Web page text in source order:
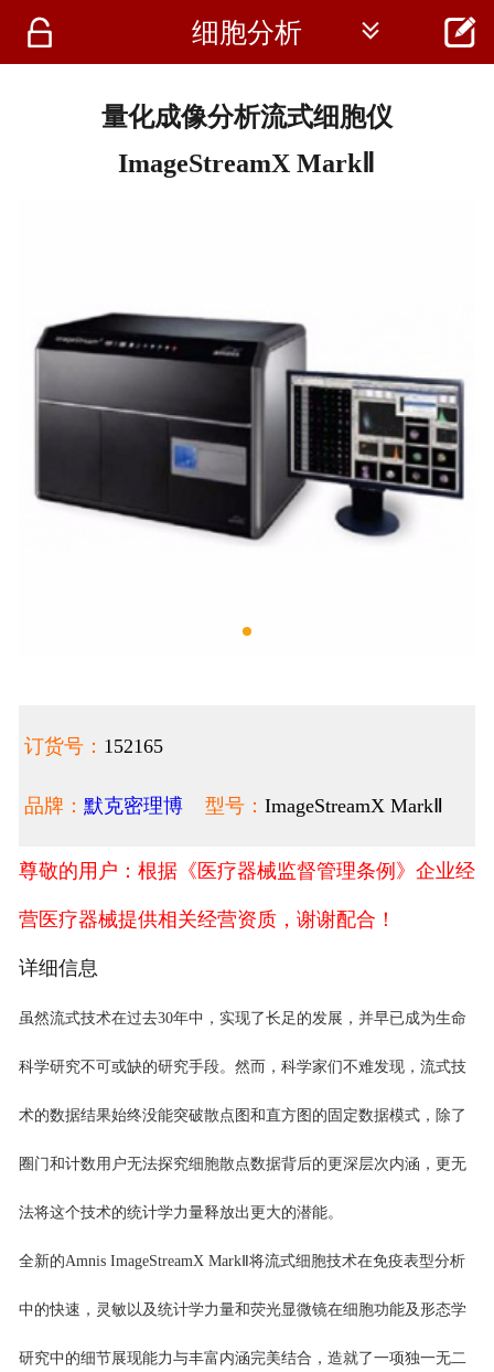
 首页
 细胞分析  
量化成像分析流式细胞仪
ImageStreamX MarkⅡ
订货号： 152165
品牌： 默克密理博 型号： ImageStreamX MarkⅡ
尊敬的用户：根据《医疗器械监督管理条例》企业经
营医疗器械提供相关经营资质，谢谢配合！
详细信息
虽然流式技术在过去30年中，实现了长足的发展，并早已成为生命
科学研究不可或缺的研究手段。然而，科学家们不难发现，流式技
术的数据结果始终没能突破散点图和直方图的固定数据模式，除了
圈门和计数用户无法探究细胞散点数据背后的更深层次内涵，更无
法将这个技术的统计学力量释放出更大的潜能。
全新的Amnis ImageStreamX MarkⅡ将流式细胞技术在免疫表型分析
中的快速，灵敏以及统计学力量和荧光显微镜在细胞功能及形态学
研究中的细节展现能力与丰富内涵完美结合，造就了一项独一无二